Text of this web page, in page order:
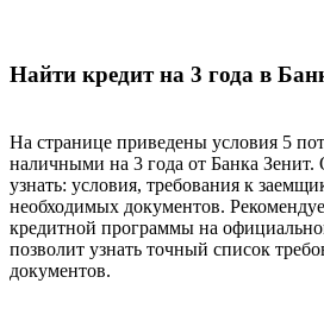
Найти кредит на 3 года в
На странице приведены условия 5
наличными на 3 года от Банка
узнать: условия, требования к
необходимых документов.
кредитной программы на
позволит узнать точный список
документов.